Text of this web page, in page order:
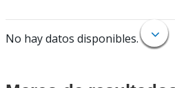
No hay datos disponibles.